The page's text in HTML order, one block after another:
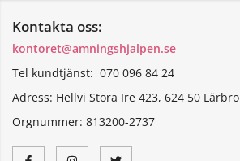
Kontakta oss:
kontoret@amningshjalpen.se
Tel kundtjänst: 070 096 84 24
Adress: Hellvi Stora Ire 423, 624 50 Lärbro
Orgnummer: 813200-2737